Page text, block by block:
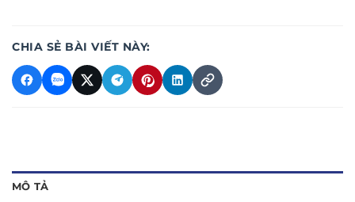
CHIA SẺ BÀI VIẾT NÀY:
MÔ TẢ